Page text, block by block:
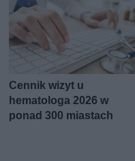
Cennik wizyt u
hematologa 2026 w
ponad 300 miastach